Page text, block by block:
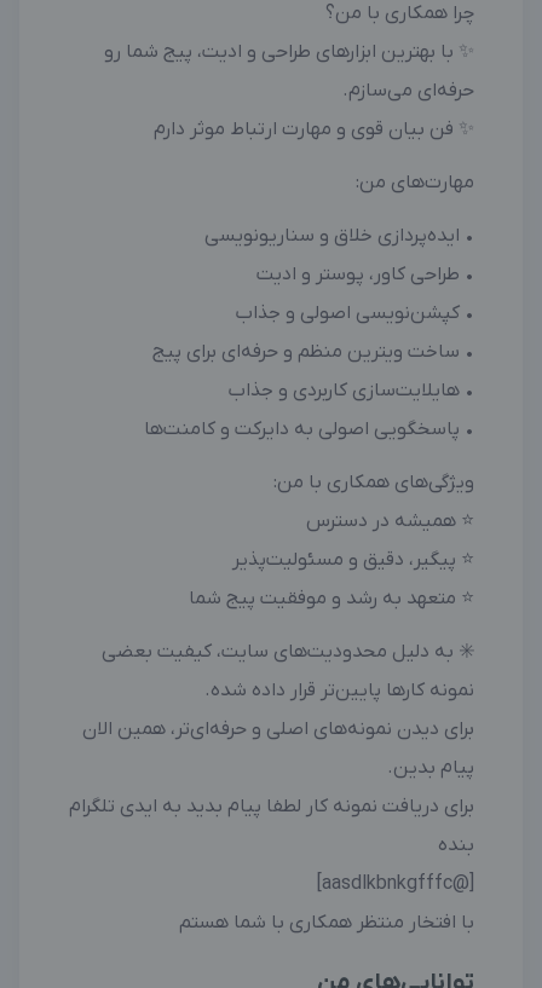
چرا همکاری با من؟
✨ با بهترین ابزارهای طراحی و ادیت، پیج شما رو
حرفه‌ای می‌سازم.
✨ فن بیان قوی و مهارت ارتباط موثر دارم
مهارت‌های من:
• ایده‌پردازی خلاق و سناریونویسی
• طراحی کاور، پوستر و ادیت
• کپشن‌نویسی اصولی و جذاب
• ساخت ویترین منظم و حرفه‌ای برای پیج
• هایلایت‌سازی کاربردی و جذاب
• پاسخگویی اصولی به دایرکت و کامنت‌ها
ویژگی‌های همکاری با من:
⭐ همیشه در دسترس
⭐ پیگیر، دقیق و مسئولیت‌پذیر
⭐ متعهد به رشد و موفقیت پیج شما
✳️ به دلیل محدودیت‌های سایت، کیفیت بعضی
نمونه کارها پایین‌تر قرار داده شده.
برای دیدن نمونه‌های اصلی و حرفه‌ای‌تر، همین الان
پیام بدین.
برای دریافت نمونه کار لطفا پیام بدید به ایدی تلگرام
بنده
[@aasdlkbnkgfffc]
با افتخار منتظر همکاری با شما هستم